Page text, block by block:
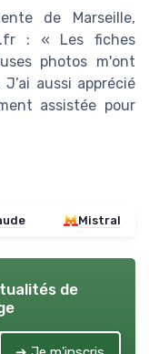
de Marseille,
: « Les fiches
photos m'ont
aussi apprécié
assistée pour
Mistral
de